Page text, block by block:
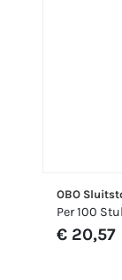
OBO
Per 100
€ 20,57